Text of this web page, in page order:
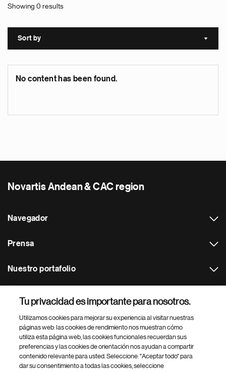
Showing 0 results
Sort by Sort
No content has been found.
Novartis Andean & CAC region
Navegador
Prensa
Nuestro portafolio
Footer Site Search
Tu privacidad es importante para nosotros.
Utilizamos cookies para mejorar su experiencia al visitar nuestras
páginas web: las cookies de rendimiento nos muestran cómo
utiliza esta página web, las cookies funcionales recuerdan sus
preferencias y las cookies de orientación nos ayudan a compartir
contenido relevante para usted. Seleccione: "Aceptar todo" para
dar su consentimiento a todas las cookies, seleccione